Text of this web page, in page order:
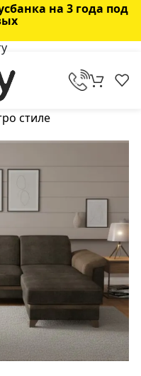
на 3 года под
стиле